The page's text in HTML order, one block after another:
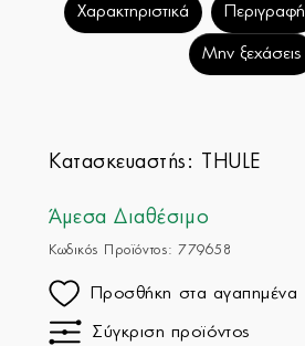
Χαρακτηριστικά Περιγραφή
Μην ξεχάσεις
Κατασκευαστής: THULE
Άμεσα Διαθέσιμο
Κωδικός Προϊόντος: 779658
Προσθήκη στα αγαπημένα
Σύγκριση προϊόντος